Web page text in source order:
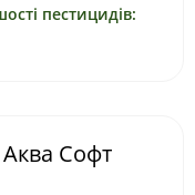
пестицидів:
Софт